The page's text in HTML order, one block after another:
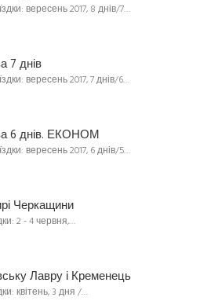
вересень 2017, 8 днів/7…
7 днів
вересень 2017, 7 днів/6…
6 днів. ЕКОНОМ
вересень 2017, 6 днів/5…
Черкащини
2 - 4 червня,…
Лавру і Кременець
квітень, 3 дня /…